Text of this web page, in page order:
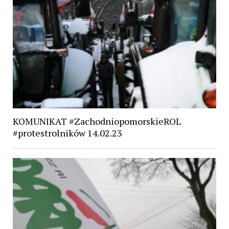
KOMUNIKAT #ZachodniopomorskieROL
#protestrolników 14.02.23